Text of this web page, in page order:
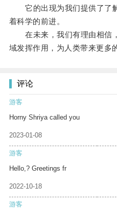
它的出现为我们提供了了
着科学的前进。
在未来，我们有理由相信
域发挥作用，为人类带来更多
评论
游客
Horny Shriya called you
2023-01-08
游客
Hello,? Greetings fr
2022-10-18
游客